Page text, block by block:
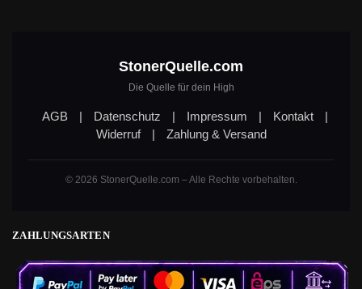
StonerQuelle.com
Die Quelle für dein High
AGB | Datenschutz | Impressum | Kontakt
|
Widerruf
| Zahlung & Versand
© 2026 StonerQuelle.com – Alle Rechte vorbehalten.
ZAHLUNGSARTEN